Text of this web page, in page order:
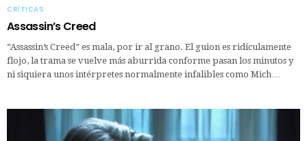
CRÍTICAS
Assassin’s Creed
“Assassin’s Creed” es mala, por ir al grano. El guion es ridículamente
flojo, la trama se vuelve más aburrida conforme pasan los minutos y
ni siquiera unos intérpretes normalmente infalibles como Mich…